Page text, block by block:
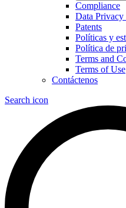
Compliance
Data Privacy
Patents
Políticas y
Política de
Terms and
Terms of Use
Contáctenos
Search icon